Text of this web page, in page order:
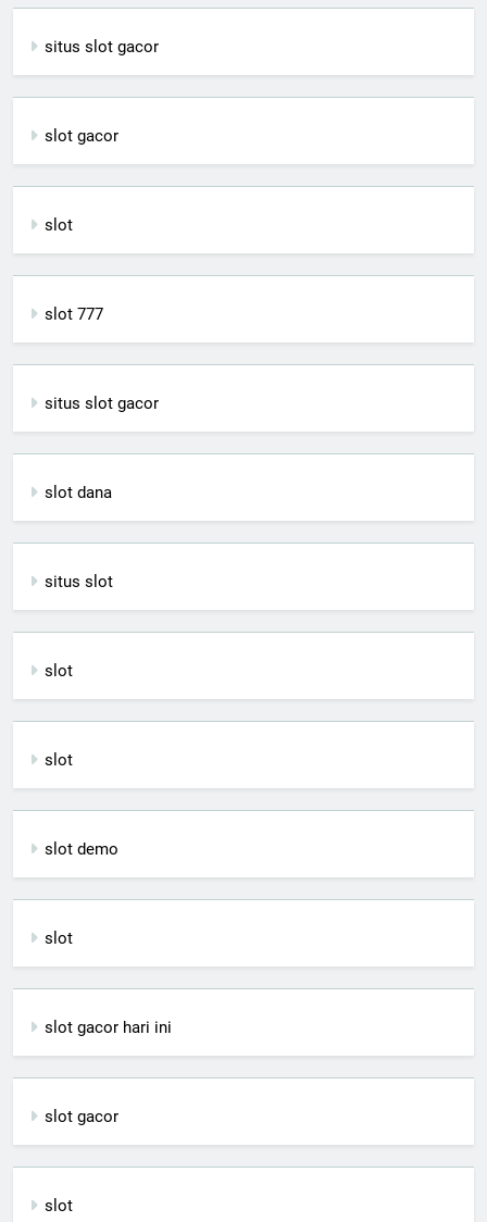
situs slot gacor
slot gacor
slot
slot 777
situs slot gacor
slot dana
situs slot
slot
slot
slot demo
slot
slot gacor hari ini
slot gacor
slot